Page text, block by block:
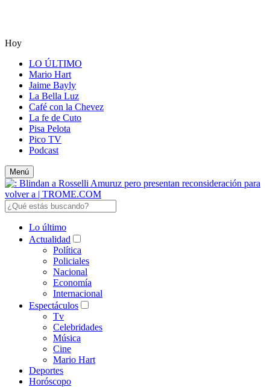
Hoy
LO ÚLTIMO
Mario Hart
Jaime Bayly
La Bella Luz
Café con la Chevez
La fe de Cuto
Pisa Pelota
Pico TV
Podcast
Menú
Lo último
Actualidad
Política
Policiales
Nacional
Economía
Internacional
Espectáculos
Tv
Celebridades
Música
Cine
Mario Hart
Deportes
Horóscopo